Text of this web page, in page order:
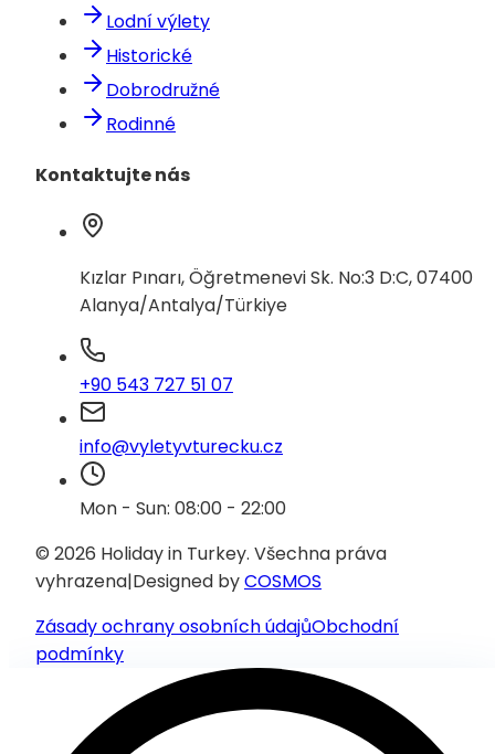
Lodní výlety
Historické
Dobrodružné
Rodinné
Kontaktujte nás
Kızlar Pınarı, Öğretmenevi Sk. No:3 D:C, 07400
Alanya/Antalya/Türkiye
+90 543 727 51 07
info@vyletyvturecku.cz
Mon - Sun: 08:00 - 22:00
© 2026 Holiday in Turkey. Všechna práva
vyhrazena|Designed byCOSMOS
Zásady ochrany osobních údajůObchodní
podmínky